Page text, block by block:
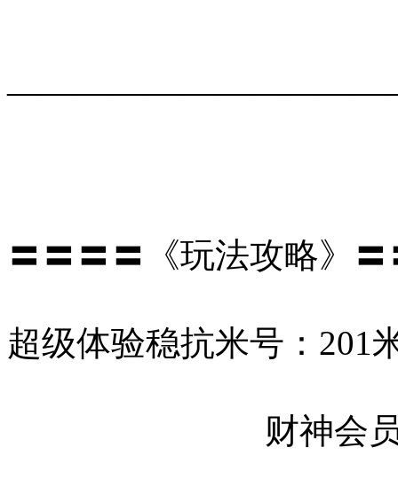
〓〓〓〓《玩法攻略》
超级体验稳抗米号：201
财神会员（88米灵